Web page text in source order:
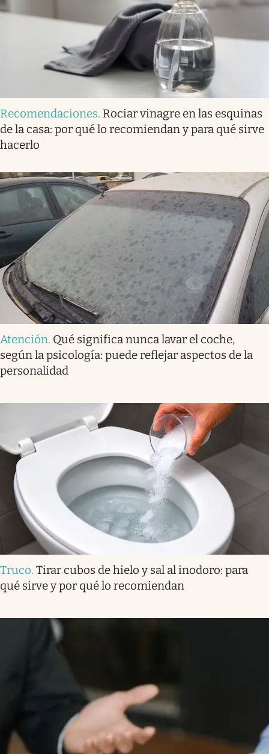
Recomendaciones. Rociar vinagre en las esquinas
de la casa: por qué lo recomiendan y para qué sirve
hacerlo
Atención. Qué significa nunca lavar el coche,
según la psicología: puede reflejar aspectos de la
personalidad
Truco. Tirar cubos de hielo y sal al inodoro: para
qué sirve y por qué lo recomiendan